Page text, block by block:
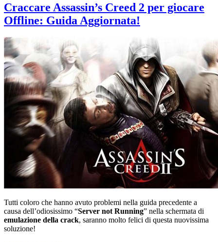
Craccare Assassin’s Creed 2 per giocare
Offline: Guida Aggiornata!
Tutti coloro che hanno avuto problemi nella guida precedente a
causa dell’odiosissimo “Server not Running” nella schermata di
emulazione della crack, saranno molto felici di questa nuovissima
soluzione!